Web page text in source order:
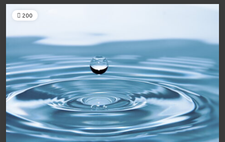
200